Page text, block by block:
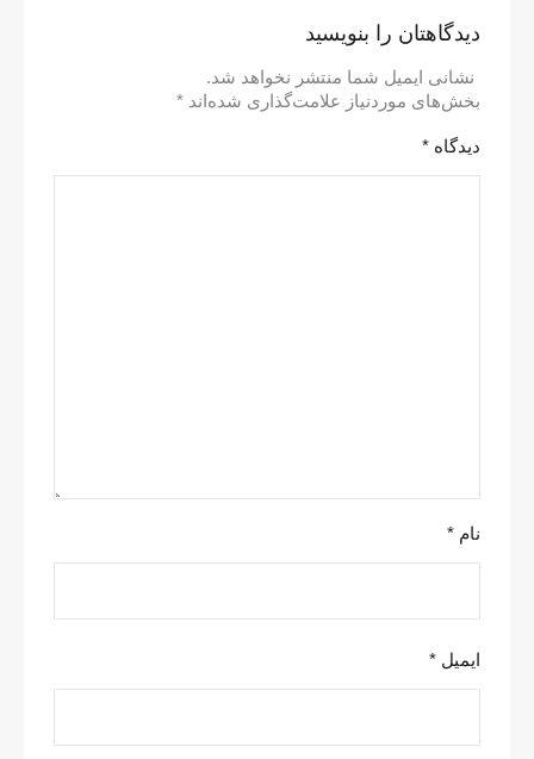
دیدگاهتان را بنویسید
نشانی ایمیل شما منتشر نخواهد شد.
بخش‌های موردنیاز علامت‌گذاری شده‌اند *
دیدگاه *
نام *
ایمیل *